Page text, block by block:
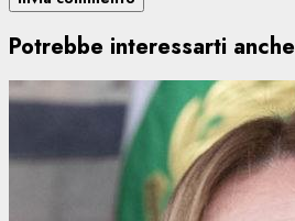
Potrebbe interessarti anche